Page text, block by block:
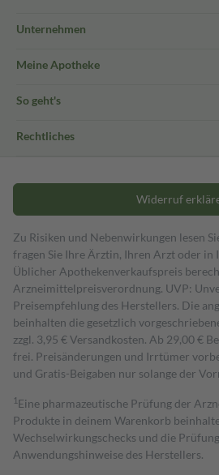
Unternehmen
Meine Apotheke
So geht's
Rechtliches
Widerruf
Zu Risiken und Nebenwirkungen lesen
fragen Sie Ihre Ärztin, Ihren Arzt oder in
Üblicher Apothekenverkaufspreis
Arzneimittelpreisverordnung. UVP:
Preisempfehlung des Herstellers. Die
beinhalten die gesetzlich
zzgl. 3,95 € Versandkosten. Ab 29,00 €
frei. Preisänderungen und Irrtümer
und Gratis-Beigaben nur solange der
1 Eine pharmazeutische Prüfung der
Produkte in deinem Warenkorb
Wechselwirkungschecks und die
Anwendungshinweise des Herstellers.